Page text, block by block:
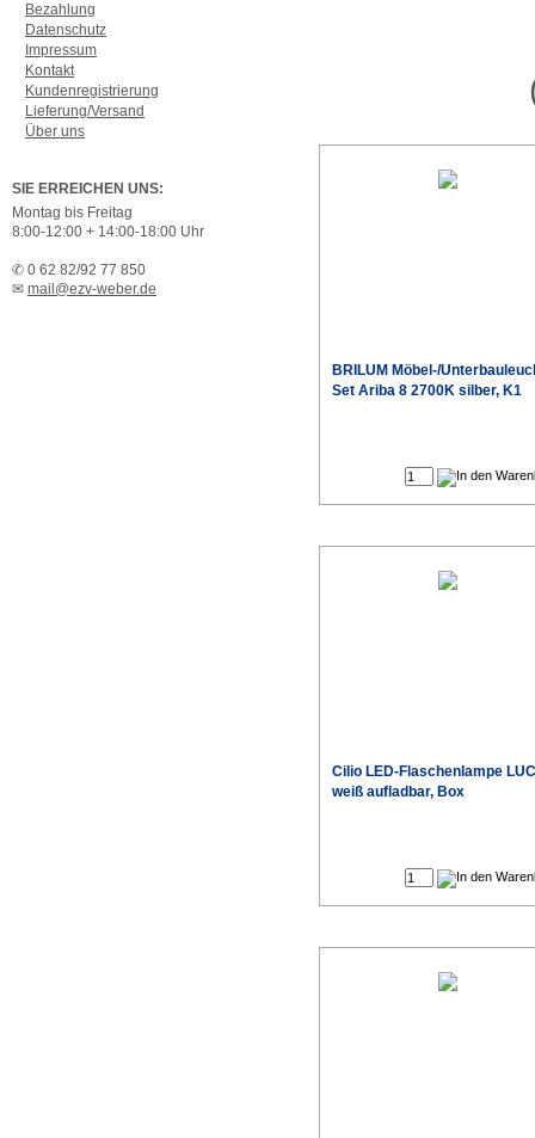
Bezahlung
Datenschutz
Impressum
Kontakt
Kundenregistrierung
Lieferung/Versand
Über uns
SIE ERREICHEN UNS:
Montag bis Freitag
8:00-12:00 + 14:00-18:00 Uhr
✆ 0 62 82/92 77 850
✉ mail@ezv-weber.de
BRILUM Möbel-/
Set Ariba 8 2700K silber, K1
Cilio LED-Flaschenlampe
weiß aufladbar, Box